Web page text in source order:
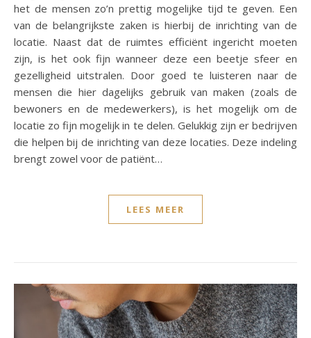
het de mensen zo’n prettig mogelijke tijd te geven. Een
van de belangrijkste zaken is hierbij de inrichting van de
locatie. Naast dat de ruimtes efficiënt ingericht moeten
zijn, is het ook fijn wanneer deze een beetje sfeer en
gezelligheid uitstralen. Door goed te luisteren naar de
mensen die hier dagelijks gebruik van maken (zoals de
bewoners en de medewerkers), is het mogelijk om de
locatie zo fijn mogelijk in te delen. Gelukkig zijn er bedrijven
die helpen bij de inrichting van deze locaties. Deze indeling
brengt zowel voor de patiënt…
LEES MEER